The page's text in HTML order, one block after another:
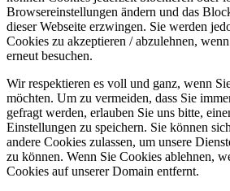
Browsereinstellungen ändern und das
dieser Webseite erzwingen. Sie werden
Cookies zu akzeptieren / abzulehnen,
erneut besuchen.
Wir respektieren es voll und ganz, wenn
möchten. Um zu vermeiden, dass Sie
gefragt werden, erlauben Sie uns bitte,
Einstellungen zu speichern. Sie können
andere Cookies zulassen, um unsere
zu können. Wenn Sie Cookies ablehnen,
Cookies auf unserer Domain entfernt.